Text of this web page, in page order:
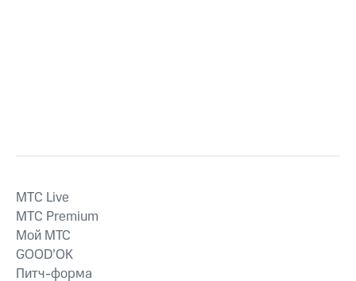
MTС Live
MTС Premium
Мой МТС
GOOD’OK
Питч-форма